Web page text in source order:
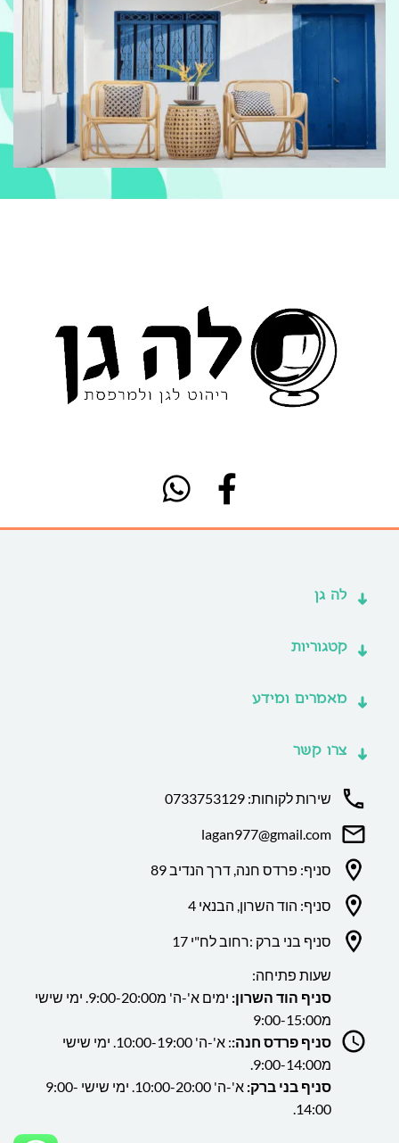
לה גן
קטגוריות
מאמרים ומידע
צרו קשר
שירות לקוחות: 0733753129
lagan977@gmail.com
סניף: פרדס חנה, דרך הנדיב 89
סניף: הוד השרון, הבנאי 4
סניף בני ברק :רחוב לח"י 17
שעות פתיחה:
סניף הוד השרון:
ימים א'-ה' מ9:00-20:00. ימי שישי
מ9:00-15:00
סניף פרדס חנה:
: א'-ה' 10:00-19:00. ימי שישי
מ9:00-14:00.
סניף בני ברק:
א'-ה' 10:00-20:00. ימי שישי 9:00-
14:00.